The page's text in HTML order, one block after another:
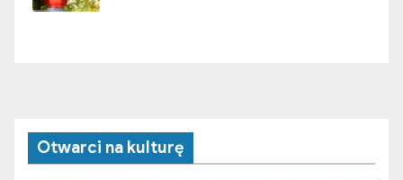
Otwarci na kulturę